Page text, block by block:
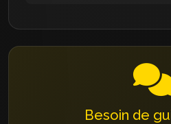
Besoin de